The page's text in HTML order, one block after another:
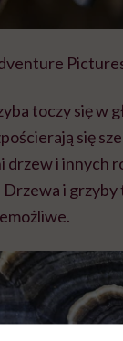
toczy się w
się
drzew i innych
i grzyby